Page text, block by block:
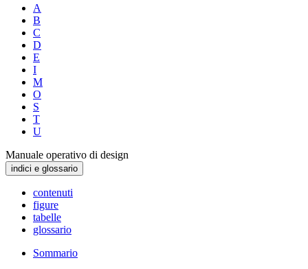
A
B
C
D
E
I
M
O
S
T
U
Manuale operativo di design
indici e glossario
contenuti
figure
tabelle
glossario
Sommario